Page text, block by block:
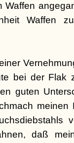
Waffen
bei der Flak
guten
meinen
daß